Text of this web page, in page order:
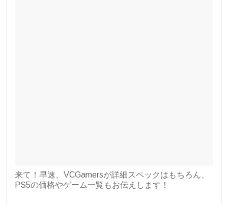
来て！早速、VCGamersが詳細スペックはもちろん、
PS5の価格やゲーム一覧もお伝えします！